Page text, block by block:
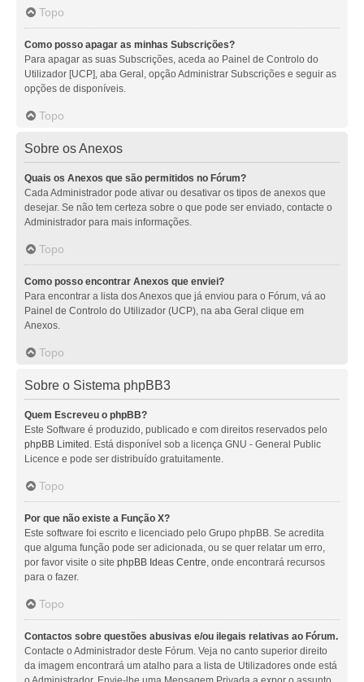
Topo
Como posso apagar as minhas Subscrições?
Para apagar as suas Subscrições, aceda ao Painel de Controlo do
Utilizador [UCP], aba Geral, opção Administrar Subscrições e seguir as
opções de disponíveis.
Topo
Sobre os Anexos
Quais os Anexos que são permitidos no Fórum?
Cada Administrador pode ativar ou desativar os tipos de anexos que
desejar. Se não tem certeza sobre o que pode ser enviado, contacte o
Administrador para mais informações.
Topo
Como posso encontrar Anexos que enviei?
Para encontrar a lista dos Anexos que já enviou para o Fórum, vá ao
Painel de Controlo do Utilizador (UCP), na aba Geral clique em
Anexos.
Topo
Sobre o Sistema phpBB3
Quem Escreveu o phpBB?
Este Software é produzido, publicado e com direitos reservados pelo
phpBB Limited. Está disponível sob a licença GNU - General Public
Licence e pode ser distribuído gratuitamente.
Topo
Por que não existe a Função X?
Este software foi escrito e licenciado pelo Grupo phpBB. Se acredita
que alguma função pode ser adicionada, ou se quer relatar um erro,
por favor visite o site phpBB Ideas Centre, onde encontrará recursos
para o fazer.
Topo
Contactos sobre questões abusivas e/ou ilegais relativas ao Fórum.
Contacte o Administrador deste Fórum. Veja no canto superior direito
da imagem encontrará um atalho para a lista de Utilizadores onde está